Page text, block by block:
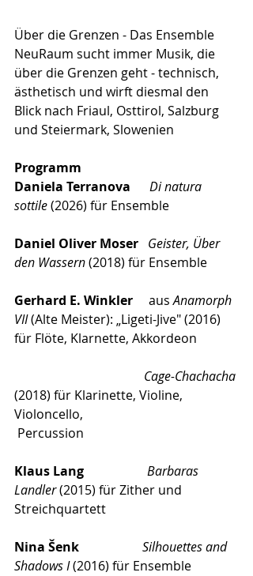
Über die Grenzen - Das Ensemble
NeuRaum sucht immer Musik, die
über die Grenzen geht - technisch,
ästhetisch und wirft diesmal den
Blick nach Friaul, Osttirol, Salzburg
und Steiermark, Slowenien
Programm
Daniela Terranova
Di natura
sottile (2026) für Ensemble
Daniel Oliver Moser Geister, Über
den Wassern (2018) für Ensemble
Gerhard E. Winkler
     aus
Anamorph
VII (Alte Meister): „Ligeti-Jive" (2016)
für Flöte, Klarnette, Akkordeon
Cage-Chachacha
(2018) für Klarinette, Violine,
Violoncello,
Percussion
Klaus Lang
Barbaras
Landler (2015) für Zither und
Streichquartett
Nina Šenk
  Silhouettes and
Shadows I (2016) für Ensemble